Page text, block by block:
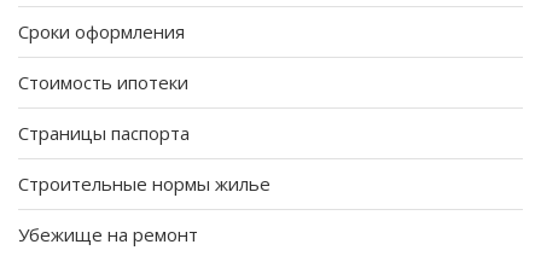
Сроки оформления
Стоимость ипотеки
Страницы паспорта
Строительные нормы жилье
Убежище на ремонт